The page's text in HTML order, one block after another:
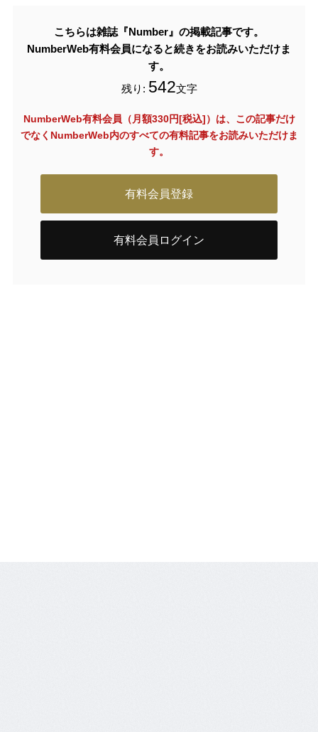
こちらは雑誌『Number』の掲載記事です。
NumberWeb有料会員になると続きをお読みいただけま
す。
残り: 542文字
NumberWeb有料会員（月額330円[税込]）は、この記事だけ
でなく NumberWeb内のすべての有料記事をお読みいただけま
す。
有料会員登録
有料会員ログイン